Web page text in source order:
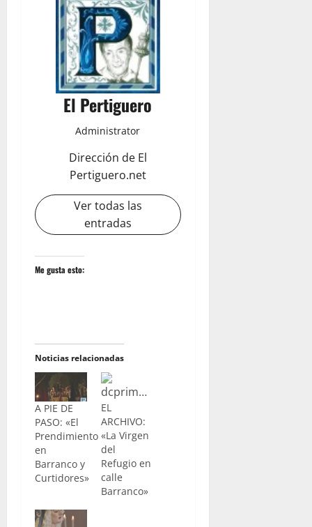
El Pertiguero
Administrator
Dirección de El
Pertiguero.net
Ver todas las
entradas
Me gusta esto:
Noticias relacionadas
A PIE DE
PASO: «El
Prendimiento
en
Barranco y
Curtidores»
EL
ARCHIVO:
«La Virgen
del
Refugio en
calle
Barranco»